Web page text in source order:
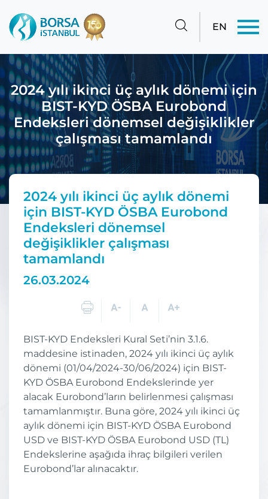
EN
2024 yılı ikinci üç aylık dönemi için
BIST-KYD ÖSBA Eurobond
Endeksleri dönemsel değişiklikler
çalışması tamamlandı
2024 yılı ikinci üç aylık dönemi
için BIST-KYD ÖSBA Eurobond
Endeksleri dönemsel
değişiklikler çalışması
tamamlandı
26.03.2024
BIST-KYD Endeksleri Kural Seti’nin 3.1.6.
maddesine istinaden, 2024 yılı ikinci üç aylık
dönemi (01/04/2024-30/06/2024) için BIST-
KYD ÖSBA Eurobond Endekslerinde yer
alacak Eurobond’ların belirlenmesi çalışması
tamamlanmıştır. Buna göre, 2024 yılı ikinci üç
aylık dönemi için BIST-KYD ÖSBA Eurobond
USD ve BIST-KYD ÖSBA Eurobond USD (TL)
Endekslerine aşağıda ihraç bilgileri verilen
Eurobond’lar alınacaktır.